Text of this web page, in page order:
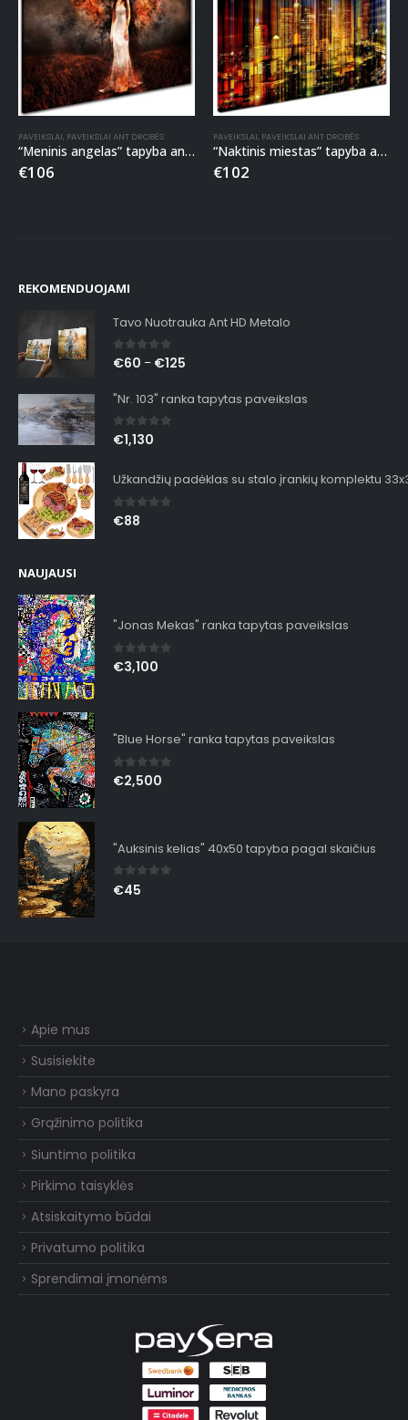
PAVEIKSLAI, PAVEIKSLAI ANT DROBĖS
“Meninis angelas” tapyba ant drobės
€106
PAVEIKSLAI, PAVEIKSLAI ANT DROBĖS
“Naktinis miestas” tapyba ant drobės
€102
REKOMENDUOJAMI
Tavo Nuotrauka Ant HD Metalo
0out of 5
€60 – €125
"Nr. 103" ranka tapytas paveikslas
0out of 5
€1,130
Užkandžių padėklas su stalo įrankių komplektu
0out of 5
€88
NAUJAUSI
"Jonas Mekas" ranka tapytas paveikslas
0out of 5
€3,100
"Blue Horse" ranka tapytas paveikslas
0out of 5
€2,500
"Auksinis kelias" 40x50 tapyba pagal skaičius
0out of 5
€45
Apie mus
Susisiekite
Mano paskyra
Grąžinimo politika
Siuntimo politika
Pirkimo taisyklės
Atsiskaitymo būdai
Privatumo politika
Sprendimai įmonėms